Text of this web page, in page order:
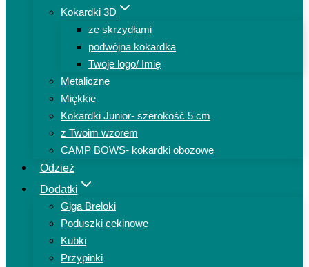
Kokardki 3D
ze skrzydłami
podwójna kokardka
Twoje logo/ Imię
Metaliczne
Miękkie
Kokardki Junior- szerokość 5 cm
z Twoim wzorem
CAMP BOWS- kokardki obozowe
Odzież
Dodatki
Giga Breloki
Poduszki cekinowe
Kubki
Przypinki